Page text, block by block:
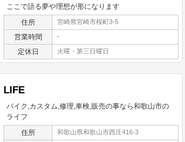
ここで語る夢や理想が形になります
住所 宮崎県宮崎市桜町3-5
営業時間 -
定休日 火曜・第三日曜日
LIFE
バイク,カスタム,修理,車検,販売の事なら和歌山市の
ライフ
住所 和歌山県和歌山市西庄416-3